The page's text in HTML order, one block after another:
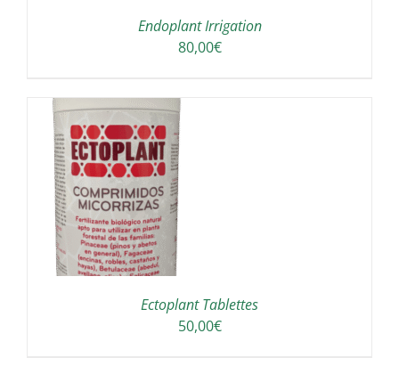
Endoplant Irrigation
80,00€
Ectoplant Tablettes
50,00€